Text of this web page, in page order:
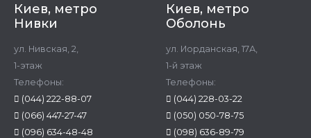
Киев, метро
Нивки
ул. Нивская, 2,
1-этаж
Телефоны:
(044) 222-88-07
(066) 447-27-47
(096) 634-48-48
Киев, метро
Оболонь
ул. Иорданская, 17А,
1-й этаж
Телефоны:
(044) 228-03-22
(050) 050-78-75
(098) 636-89-79